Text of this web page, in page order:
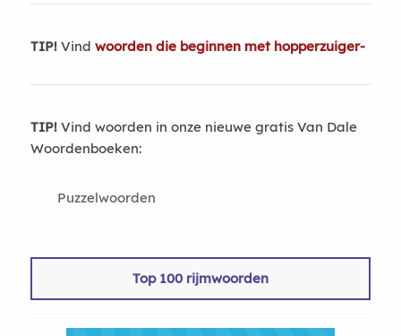
TIP!Vind woorden die beginnen met hopperzuiger-
TIP!Vind woorden in onze nieuwe gratis Van Dale
Woordenboeken:
Puzzelwoorden
Top 100 rijmwoorden